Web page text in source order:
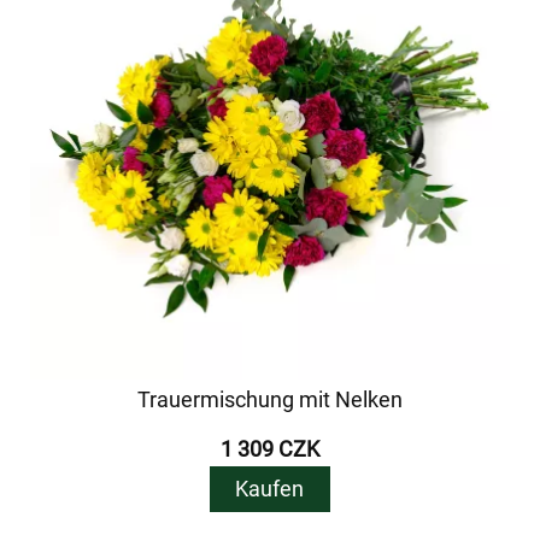
Trauermischung mit Nelken
1 309 CZK
Kaufen